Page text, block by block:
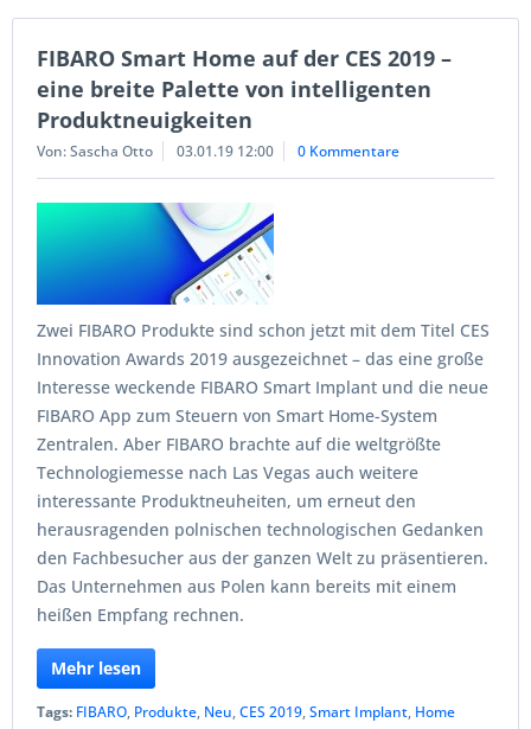
FIBARO Smart Home auf der CES 2019 –
eine breite Palette von intelligenten
Produktneuigkeiten
Von: Sascha Otto 03.01.19 12:00 0 Kommentare
Zwei FIBARO Produkte sind schon jetzt mit dem Titel CES
Innovation Awards 2019 ausgezeichnet – das eine große
Interesse weckende FIBARO Smart Implant und die neue
FIBARO App zum Steuern von Smart Home-System
Zentralen. Aber FIBARO brachte auf die weltgrößte
Technologiemesse nach Las Vegas auch weitere
interessante Produktneuheiten, um erneut den
herausragenden polnischen technologischen Gedanken
den Fachbesucher aus der ganzen Welt zu präsentieren.
Das Unternehmen aus Polen kann bereits mit einem
heißen Empfang rechnen.
Mehr lesen
Tags: FIBARO, Produkte, Neu,CES 2019,Smart Implant, Home